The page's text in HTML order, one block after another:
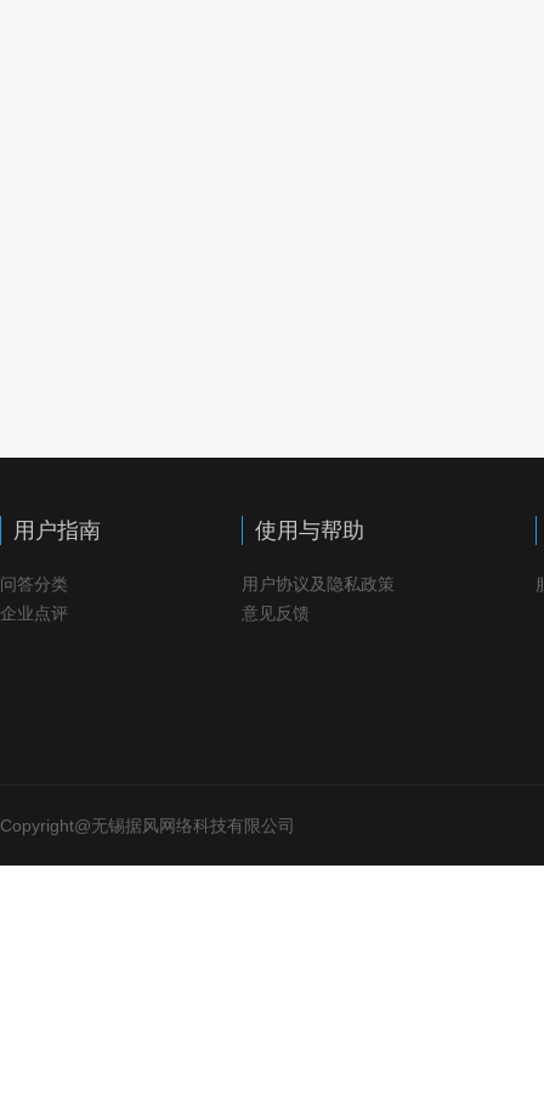
用户指南
问答分类
企业点评
使用与帮助
用户协议及隐私政策
意见反馈
Copyright@无锡据风网络科技有限公司